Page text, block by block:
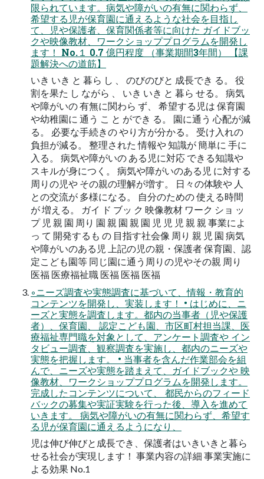
限られています。病気や障がいの有無に関わらず、
希望する児が保育園に通えるような社会を目指し
て、児や保護者、保育関係者等に向けた ガイドブッ
クや映像教材、ワークショッププログラムを開発し
ます！ No.１ 0.7 億円程度 （事業期間3年間） 【課
題解決への道筋】
いき いき と 暮ら し 、 のびのびと 成⻑でき る。 役
割を果た し ながら 、 いき いき と 暮ら せる。 病気
や障がいの 有無に関わら ず、 希望する児は 保育園
や幼稚園に 通う こ と ができ る。 園に通う ⼼配が減
る。 必要な⼿続きの やり⽅が分かる。 受け⼊れの
負担が減る。 整理された 情報や 知識が 簡単に ⼿に
⼊る。 病気や障がいの ある児に対応 できる知識や
スキルが⾝につく。 病気や障がいのある児 に対する
周りの児や その親の理解が増す。 ⽇々の体験や ⼈
との交流が 多様になる。 ⾃分のための 使える時間
が 増える。 ガイ ド ブッ ク 映像教材 ワーク ショ ッ
プ 児 親 園 周り 園 親 園 親 園 児 児 児 親 親 事業によ
っ て 開発するも の ⽬指す社会像 周り 親 児 園 病気
や障がいのある児 上記の児の親・保護者 保育園、認
定こども園等 同じ園に通う周りの児やその親 周り
医福 医療福祉職 医福 医福 医福
◦ニーズ調査や実態調査に基づいて、情報・教育的
コンテンツを開発し、実装します！ • はじめに、ニ
ーズと実態を調査します。都内の当事者（児や保護
者）、保育園、 認定こども園、市区町村担当課、医
療福祉専門職を対象として、アンケート調査や イン
タビュー調査、観察調査を実施し、都内のニーズや
実態を把握します。 • 当事者を含んだ作業部会を組
んで、ニーズや実態を踏まえて、ガイドブックや 映
像教材、ワークショッププログラムを開発します。
完成したコンテンツについて、 都民からのフィード
バックの募集や実証実験を行った後、導入を進めて
いきます。 病気や障がいの有無に関わらず、希望す
る児が保育園に通えるようになり、
児は伸び伸びと成長でき、保護者はいきいきと暮ら
せる社会が実現します！ 事業内容の詳細 事業実施に
よる効果 No.1